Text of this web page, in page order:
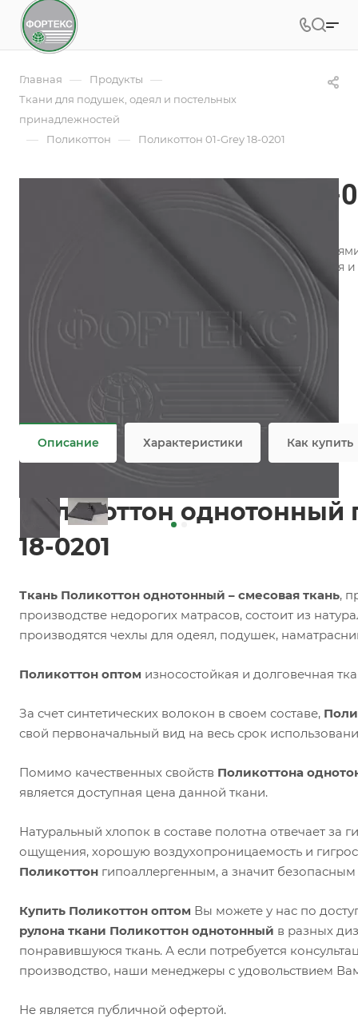
Главная — Продукты —
Ткани для подушек, одеял и постельных
принадлежностей
— Поликоттон — Поликоттон 01-Grey 18-0201
Поликоттон 01-Grey 18-
Поликоттон однотонный используется
а также предприятиями по пошиву постельного белья
Задать вопрос
Ткань Поликоттон Оптовая продажа
Не является публичной офертой
Описание Характеристики Как купить
Поликоттон
18-0201
Ткань Поликоттон однотонный – смесовая ткань,
производстве недорогих матрасов, состоит из
производятся чехлы для одеял, подушек,
Поликоттон оптом износостойкая и долговечная
За счет синтетических волокон в своем составе,
свой первоначальный вид на весь срок
Помимо качественных свойств Поликоттона
является доступная цена данной ткани.
Натуральный хлопок в составе полотна отвечает за
ощущения, хорошую воздухопроницаемость и
Поликоттон гипоаллергенным, а значит
Купить Поликоттон оптом Вы можете у нас по
рулона ткани Поликоттон однотонный в разных
понравившуюся ткань. А если потребуется
производство, наши менеджеры с удовольствием
Не является публичной офертой.